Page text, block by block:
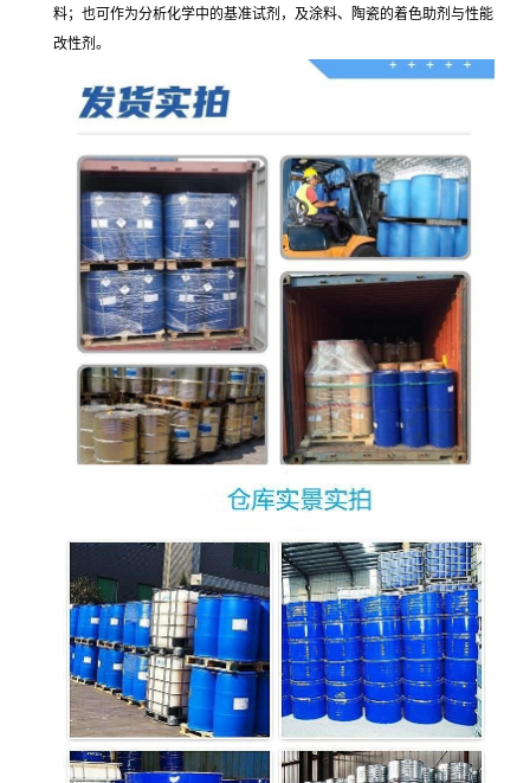
料；也可作为分析化学中的基准试剂，及涂料、陶瓷的着色助剂与性能
改性剂。